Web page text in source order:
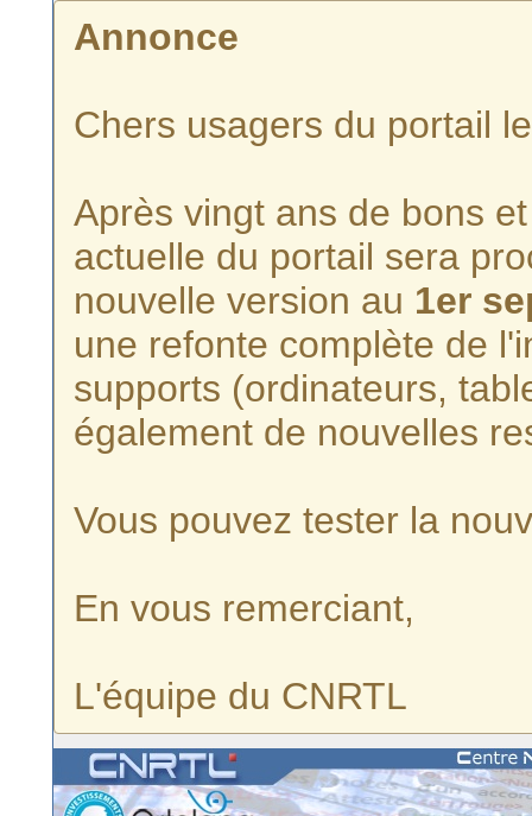
Annonce
Chers usagers du portail
Après vingt ans de bons
actuelle du portail sera
nouvelle version au 1er
une refonte complète de
supports (ordinateurs,
également de nouvelles
Vous pouvez tester la
En vous remerciant,
L'équipe du CNRTL